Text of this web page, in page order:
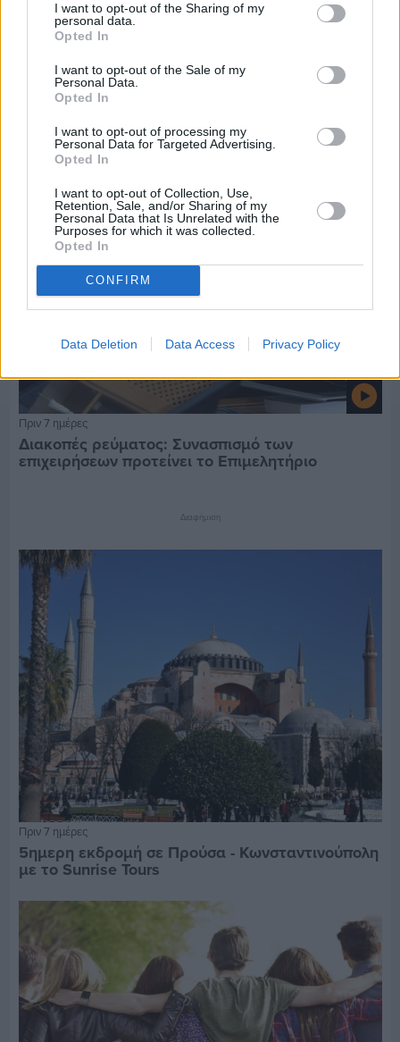
I want to opt-out of the Sharing of my
personal data.
Opted In
I want to opt-out of the Sale of my
Personal Data.
Opted In
I want to opt-out of processing my
Personal Data for Targeted Advertising.
Opted In
I want to opt-out of Collection, Use,
Retention, Sale, and/or Sharing of my
Personal Data that Is Unrelated with the
Purposes for which it was collected.
Opted In
CONFIRM
Data Deletion Data Access Privacy Policy
Πριν 7 ημέρες
Εργασίες ασφαλτόστρωσης σε τρεις οδούς του
Βαρβασίου
Πριν 7 ημέρες
Διακοπές ρεύματος: Συνασπισμό των
επιχειρήσεων προτείνει το Επιμελητήριο
Διαφήμιση
Πριν 7 ημέρες
5ημερη εκδρομή σε Προύσα - Κωνσταντινούπολη
με το Sunrise Tours